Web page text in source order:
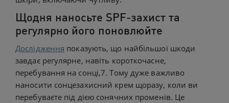
Щодня наносьте SPF-захист та
регулярно його поновлюйте
Дослідження показують, що найбільшої шкоди
завдає регулярне, навіть короткочасне,
перебування на сонці,7. Тому дуже важливо
наносити сонцезахисний крем щоразу, коли ви
перебуваєте під дією сонячних променів. Це